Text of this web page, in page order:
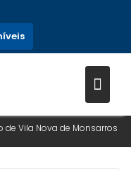
DE
Vila Nova de Monsarros